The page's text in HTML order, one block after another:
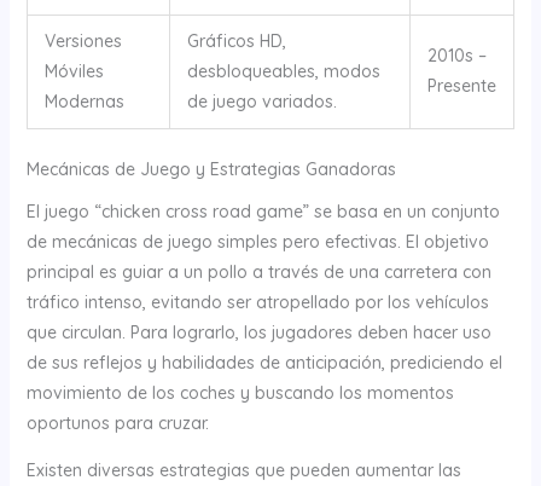
Versiones
Móviles
Modernas
Gráficos HD,
desbloqueables, modos
de juego variados.
2010s –
Presente
Mecánicas de Juego y Estrategias Ganadoras
El juego “chicken cross road game” se basa en un conjunto
de mecánicas de juego simples pero efectivas. El objetivo
principal es guiar a un pollo a través de una carretera con
tráfico intenso, evitando ser atropellado por los vehículos
que circulan. Para lograrlo, los jugadores deben hacer uso
de sus reflejos y habilidades de anticipación, prediciendo el
movimiento de los coches y buscando los momentos
oportunos para cruzar.
Existen diversas estrategias que pueden aumentar las